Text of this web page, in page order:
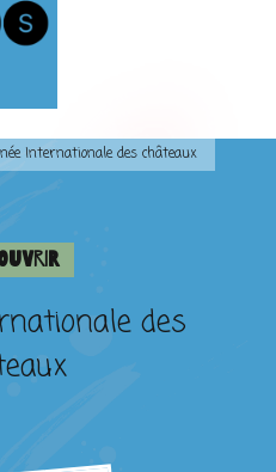
Internationale des châteaux
des